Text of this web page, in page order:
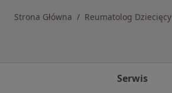
Strona Główna Reumatolog Dziecięcy
Serwis